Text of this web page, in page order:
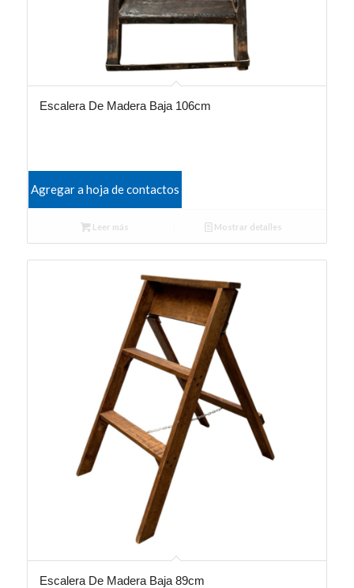
Escalera De Madera Baja 106cm
Agregar a hoja de contactos
Leer más Mostrar detalles
Escalera De Madera Baja 89cm